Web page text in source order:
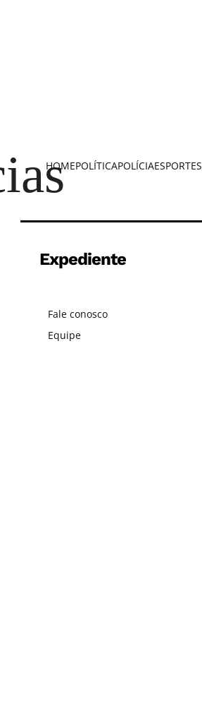
HOMEPOLÍTICAPOLÍCIAESPORTES
Expediente
Fale conosco
Equipe